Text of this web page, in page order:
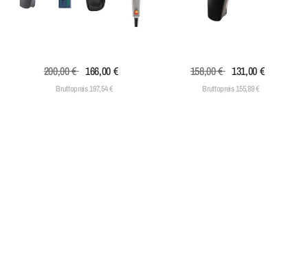
200,00 € 166,00 €
Bruttopreis 197,54 €
158,00 € 131,00 €
Bruttopreis 155,89 €